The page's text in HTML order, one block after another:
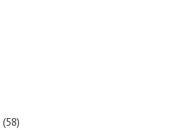
(58)